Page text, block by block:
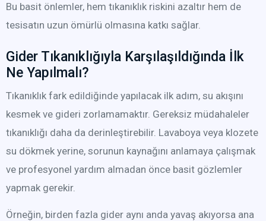
Bu basit önlemler, hem tıkanıklık riskini azaltır hem de
tesisatın uzun ömürlü olmasına katkı sağlar.
Gider Tıkanıklığıyla Karşılaşıldığında İlk
Ne Yapılmalı?
Tıkanıklık fark edildiğinde yapılacak ilk adım, su akışını
kesmek ve gideri zorlamamaktır. Gereksiz müdahaleler
tıkanıklığı daha da derinleştirebilir. Lavaboya veya klozete
su dökmek yerine, sorunun kaynağını anlamaya çalışmak
ve profesyonel yardım almadan önce basit gözlemler
yapmak gerekir.
Örneğin, birden fazla gider aynı anda yavaş akıyorsa ana